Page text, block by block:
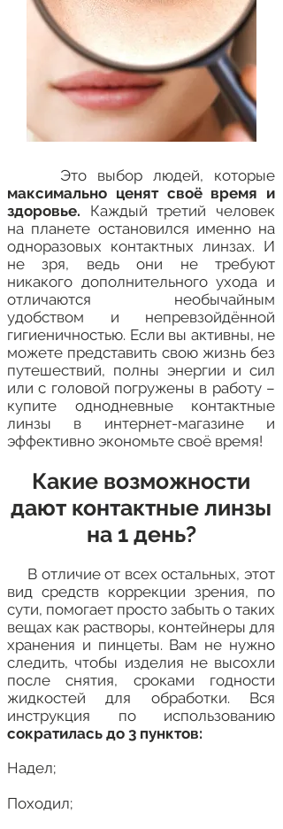
Это выбор людей, которые
максимально ценят своё время и
здоровье. Каждый третий человек
на планете остановился именно на
одноразовых контактных линзах. И
не зря, ведь они не требуют
никакого дополнительного ухода и
отличаются необычайным
удобством и непревзойдённой
гигиеничностью. Если вы активны, не
можете представить свою жизнь без
путешествий, полны энергии и сил
или с головой погружены в работу –
купите однодневные контактные
линзы в интернет-магазине и
эффективно экономьте своё время!
Какие возможности
дают контактные линзы
на 1 день?
В отличие от всех остальных, этот
вид средств коррекции зрения, по
сути, помогает просто забыть о таких
вещах как растворы, контейнеры для
хранения и пинцеты. Вам не нужно
следить, чтобы изделия не высохли
после снятия, сроками годности
жидкостей для обработки. Вся
инструкция по использованию
сократилась до 3 пунктов:
Надел;
Походил;